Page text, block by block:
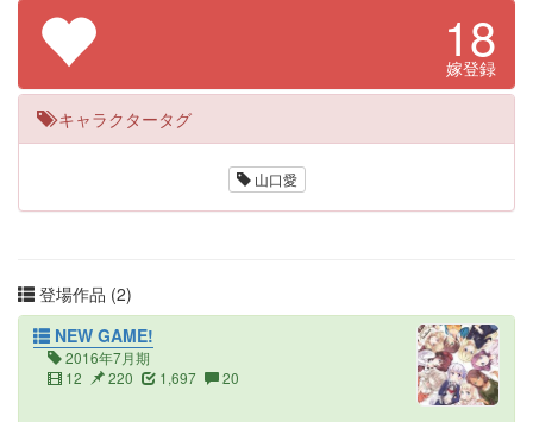
18
嫁登録
キャラクタータグ
山口愛
登場作品 (2)
NEW GAME!
2016年7月期
12
220 1,697 20